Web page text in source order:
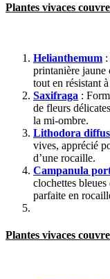
Plantes vivaces
Helianthemum
printanière jaune
tout en résistant
Saxifraga :
de fleurs
la mi-ombre.
Lithodora
vives, apprécié
d’une rocaille.
Campanula
clochettes
parfaite en
Plantes vivaces